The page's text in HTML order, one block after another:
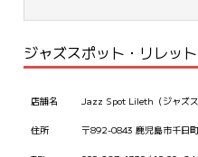
ジャズスポット・リレット
店舗名 Jazz Spot Lileth（ジャズス
住所 〒892-0843 鹿児島市千日